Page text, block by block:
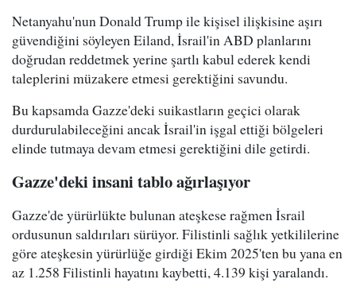
Netanyahu'nun Donald Trump ile kişisel ilişkisine aşırı
güvendiğini söyleyen Eiland, İsrail'in ABD planlarını
doğrudan reddetmek yerine şartlı kabul ederek kendi
taleplerini müzakere etmesi gerektiğini savundu.
Bu kapsamda Gazze'deki suikastların geçici olarak
durdurulabileceğini ancak İsrail'in işgal ettiği bölgeleri
elinde tutmaya devam etmesi gerektiğini dile getirdi.
Gazze'deki insani tablo ağırlaşıyor
Gazze'de yürürlükte bulunan ateşkese rağmen İsrail
ordusunun saldırıları sürüyor. Filistinli sağlık yetkililerine
göre ateşkesin yürürlüğe girdiği Ekim 2025'ten bu yana en
az 1.258 Filistinli hayatını kaybetti, 4.139 kişi yaralandı.